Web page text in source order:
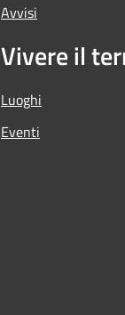
Avvisi
Vivere il
Luoghi
Eventi